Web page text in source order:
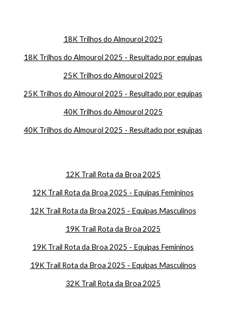
18K Trilhos do Almourol 2025
18K Trilhos do Almourol 2025 - Resultado por equipas
25K Trilhos do Almourol 2025
25K Trilhos do Almourol 2025 - Resultado por equipas
40K Trilhos do Almourol 2025
40K Trilhos do Almourol 2025 - Resultado por equipas
12K Trail Rota da Broa 2025
12K Trail Rota da Broa 2025 - Equipas Femininos
12K Trail Rota da Broa 2025 - Equipas Masculinos
19K Trail Rota da Broa 2025
19K Trail Rota da Broa 2025 - Equipas Femininos
19K Trail Rota da Broa 2025 - Equipas Masculinos
32K Trail Rota da Broa 2025